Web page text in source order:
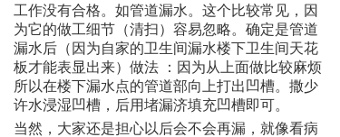
工作没有合格。如管道漏水。这个比较常见，因
为它的做工细节（清扫）容易忽略。确定是管道
漏水后（因为自家的卫生间漏水楼下卫生间天花
板才能表显出来）做法 ：因为从上面做比较麻烦
所以在楼下漏水点的管道部向上打出凹槽。撒少
许水浸湿凹槽，后用堵漏济填充凹槽即可。
当然，大家还是担心以后会不会再漏，就像看病